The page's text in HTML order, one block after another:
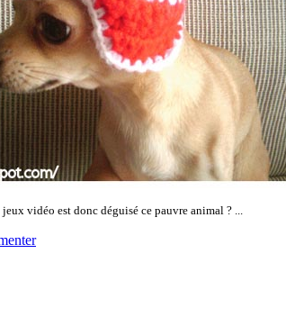
vidéo est donc déguisé ce pauvre animal ? ...